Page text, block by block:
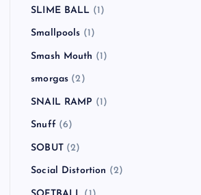
SLIME BALL (1)
Smallpools (1)
Smash Mouth (1)
smorgas (2)
SNAIL RAMP (1)
Snuff (6)
SOBUT(2)
Social Distortion (2)